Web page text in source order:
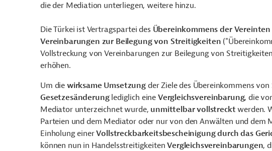
die der Mediation unterliegen, weitere hinzu.
Die Türkei ist Vertragspartei des Übereinkommens der
Vereinbarungen zur Beilegung von Streitigkeiten
Vollstreckung von Vereinbarungen zur Beilegung von
erhöhen.
Um die wirksame Umsetzung der Ziele des Übereinkommens
Gesetzesänderunglediglich eine Vergleichsvereinbarung, die
Mediator unterzeichnet wurde, unmittelbar vollstreckt werden.
Parteien und dem Mediator oder nur von den Anwälten und dem
Einholung einerVollstreckbarkeitsbescheinigung durch das
können nun in HandelsstreitigkeitenVergleichsvereinbarungen,